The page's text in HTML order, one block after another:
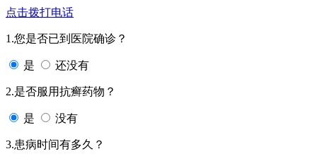
点击拨打电话
1.您是否已到医院确诊？
是 还没有
2.是否服用抗癣药物？
是 没有
3.患病时间有多久？